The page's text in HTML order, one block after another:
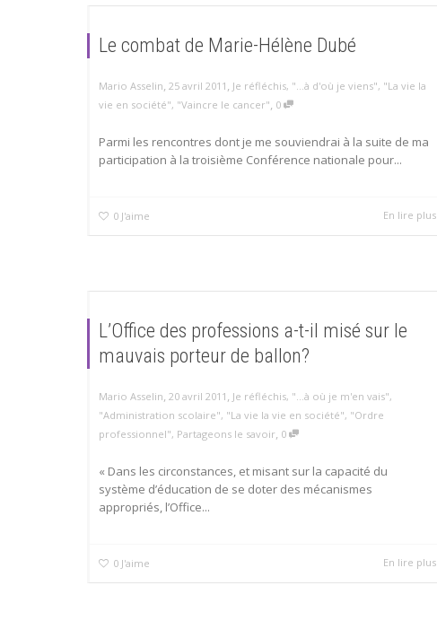
Le combat de Marie-Hélène Dubé
Mario Asselin, 25 avril 2011 , Je réfléchis, "...à d'où je viens", "La vie la
vie en société", "Vaincre le cancer", 0
Parmi les rencontres dont je me souviendrai à la suite de ma
participation à la troisième Conférence nationale pour...
0 J'aime En lire plus
L’Office des professions a-t-il misé sur le
mauvais porteur de ballon?
Mario Asselin, 20 avril 2011 , Je réfléchis, "...à où je m'en vais",
"Administration scolaire", "La vie la vie en société", "Ordre
professionnel", Partageons le savoir, 0
« Dans les circonstances, et misant sur la capacité du
système d’éducation de se doter des mécanismes
appropriés, l’Office...
0 J'aime En lire plus